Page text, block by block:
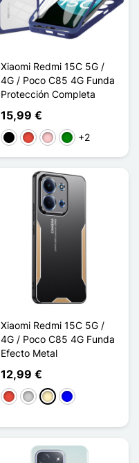
Xiaomi Redmi 15C 5G /
4G / Poco C85 4G Funda
Protección Completa
15,99 €
NegroRojoRosaVerde
+2
Xiaomi Redmi 15C 5G /
4G / Poco C85 4G Funda
Efecto Metal
12,99 €
RojoPlataOro Azul